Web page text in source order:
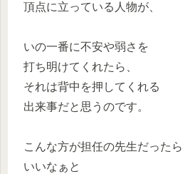
頂点に立っている人物が、
いの一番に不安や弱さを
打ち明けてくれたら、
それは背中を押してくれる
出来事だと思うのです。
こんな方が担任の先生だったら
いいなぁと